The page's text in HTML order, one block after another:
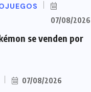
07/08/2026
se venden por
07/08/2026